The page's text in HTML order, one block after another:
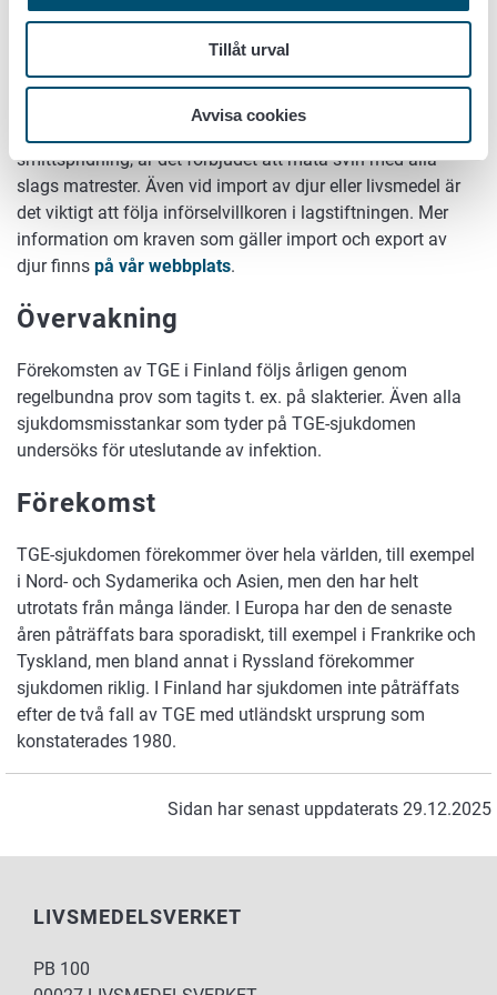
Tillåt urval
Avvisa cookies
nödvändiga åtgärder.
För att bekämpa sjukdomen är det mycket viktigt att
upprätthålla sjukdomsskyddet på svingårdarna och iaktta
en karenstid efter besök på utländska lantgårdar, innan
smittspridning, är det förbjudet att mata svin med alla
slags matrester. Även vid import av djur eller livsmedel är
det viktigt att följa införselvillkoren i lagstiftningen. Mer
information om kraven som gäller import och export av
djur finns på vår webbplats.
Övervakning
Förekomsten av TGE i Finland följs årligen genom
regelbundna prov som tagits t. ex. på slakterier. Även alla
sjukdomsmisstankar som tyder på TGE-sjukdomen
undersöks för uteslutande av infektion.
Förekomst
TGE-sjukdomen förekommer över hela världen, till exempel
i Nord- och Sydamerika och Asien, men den har helt
utrotats från många länder. I Europa har den de senaste
åren påträffats bara sporadiskt, till exempel i Frankrike och
Tyskland, men bland annat i Ryssland förekommer
sjukdomen riklig. I Finland har sjukdomen inte påträffats
efter de två fall av TGE med utländskt ursprung som
konstaterades 1980.
Sidan har senast uppdaterats 29.12.2025
LIVSMEDELSVERKET
PB 100